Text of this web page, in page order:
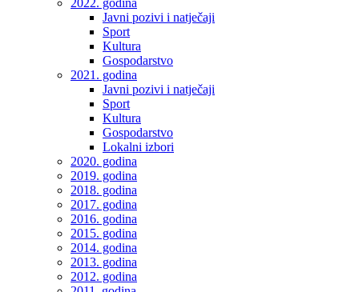
2022. godina
Javni pozivi i natječaji
Sport
Kultura
Gospodarstvo
2021. godina
Javni pozivi i natječaji
Sport
Kultura
Gospodarstvo
Lokalni izbori
2020. godina
2019. godina
2018. godina
2017. godina
2016. godina
2015. godina
2014. godina
2013. godina
2012. godina